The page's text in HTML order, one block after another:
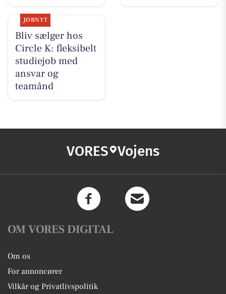
JOBNYT
Bliv sælger hos
Circle K: fleksibelt
studiejob med
ansvar og
teamånd
VORES Vojens
OM VORES DIGITAL
Om os
For annoncører
Vilkår og Privatlivspolitik